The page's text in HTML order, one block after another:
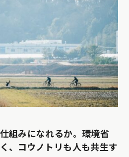
組みになれるか。環境省
、コウノトリも人も共生す